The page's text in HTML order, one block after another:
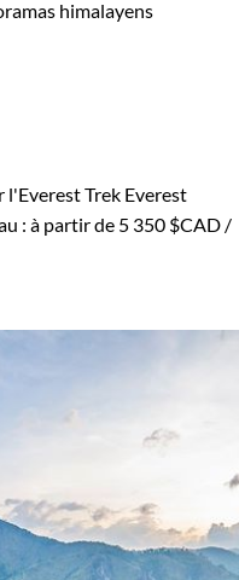
himalayens
l'EverestTrek Everest
: à partir de 5 350 $CAD /